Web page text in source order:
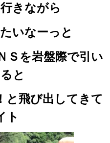
きながら
いなーっと
Ｓを岩盤際で引い
と
と飛び出してきて
ト